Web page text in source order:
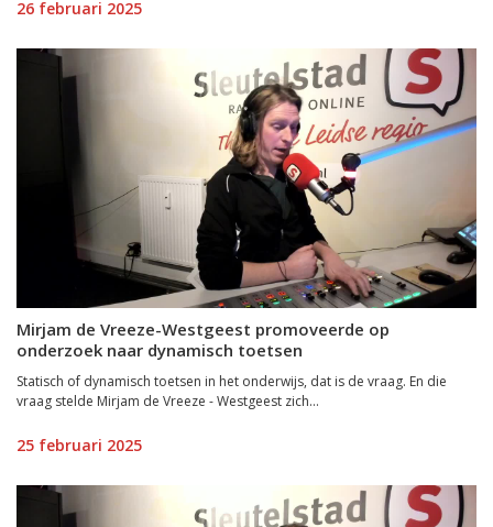
26 februari 2025
Mirjam de Vreeze-Westgeest promoveerde op
onderzoek naar dynamisch toetsen
Statisch of dynamisch toetsen in het onderwijs, dat is de vraag. En die
vraag stelde Mirjam de Vreeze - Westgeest zich...
25 februari 2025